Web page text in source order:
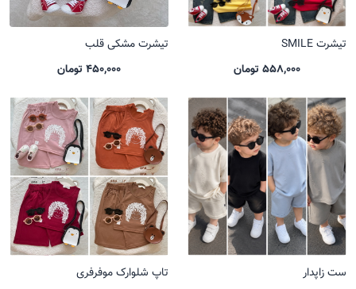
تیشرت SMILE
558,000 تومان
تیشرت مشکی قلب
450,000 تومان
ست زاپدار
تاپ شلوارک موفرفری